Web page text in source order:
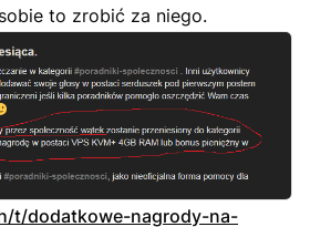
to zrobić za niego.
t/dodatkowe-nagrody-na-